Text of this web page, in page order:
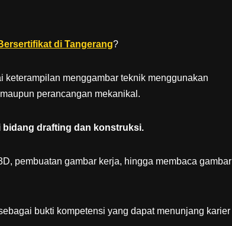
di Tangerang?
keterampilan menggambar teknik menggunakan
perancangan mekanikal.
bidang drafting dan konstruksi.
pembuatan gambar kerja, hingga membaca gambar
bukti kompetensi yang dapat menunjang karier